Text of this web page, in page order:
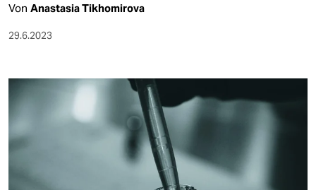
Von Anastasia Tikhomirova
29.6.2023